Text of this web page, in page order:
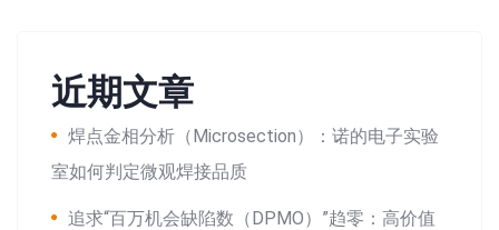
近期文章
焊点金相分析（Microsection）：诺的电子实验
室如何判定微观焊接品质
追求“百万机会缺陷数（DPMO）”趋零：高价值